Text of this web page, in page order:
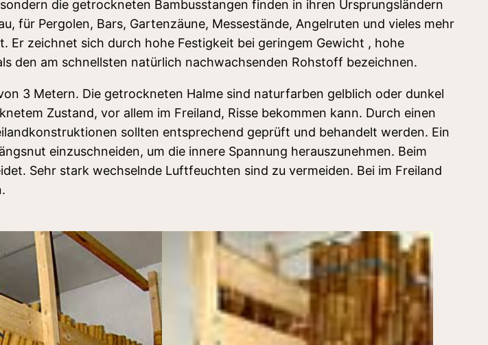
die getrockneten Bambusstangen finden in ihren Ursprungsländern
für Pergolen, Bars, Gartenzäune, Messestände, Angelruten und vieles mehr
zeichnet sich durch hohe Festigkeit bei geringem Gewicht , hohe
den am schnellsten natürlich nachwachsenden Rohstoff bezeichnen.
3 Metern. Die getrockneten Halme sind naturfarben gelblich oder dunkel
Zustand, vor allem im Freiland, Risse bekommen kann. Durch einen
sollten entsprechend geprüft und behandelt werden. Ein
einzuschneiden, um die innere Spannung herauszunehmen. Beim
Sehr stark wechselnde Luftfeuchten sind zu vermeiden. Bei im Freiland